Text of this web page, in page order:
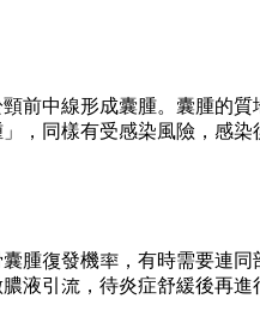
前中線形成囊腫。囊腫的
，同樣有受感染風險，感染
腫復發機率，有時需要連
液引流，待炎症舒緩後再進